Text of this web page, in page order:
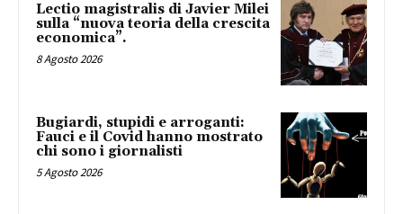
Lectio magistralis di Javier Milei
sulla “nuova teoria della crescita
economica”.
8 Agosto 2026
Bugiardi, stupidi e arroganti:
Fauci e il Covid hanno mostrato
chi sono i giornalisti
5 Agosto 2026